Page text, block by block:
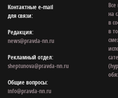
Контактные e‑mail
для связи:
Редакция:
news@pravda-nn.ru
Рекламный отдел:
sheptunova@pravda-nn.ru
Общие вопросы:
info@pravda-nn.ru
на
в
в